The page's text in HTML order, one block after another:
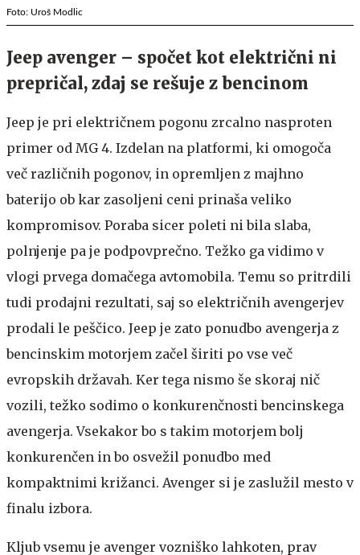
Foto: Uroš Modlic
Jeep avenger – spočet kot električni ni
prepričal, zdaj se rešuje z bencinom
Jeep je pri električnem pogonu zrcalno nasproten
primer od MG 4. Izdelan na platformi, ki omogoča
več različnih pogonov, in opremljen z majhno
baterijo ob kar zasoljeni ceni prinaša veliko
kompromisov. Poraba sicer poleti ni bila slaba,
polnjenje pa je podpovprečno. Težko ga vidimo v
vlogi prvega domačega avtomobila. Temu so pritrdili
tudi prodajni rezultati, saj so električnih avengerjev
prodali le peščico. Jeep je zato ponudbo avengerja z
bencinskim motorjem začel širiti po vse več
evropskih državah. Ker tega nismo še skoraj nič
vozili, težko sodimo o konkurenčnosti bencinskega
avengerja. Vsekakor bo s takim motorjem bolj
konkurenčen in bo osvežil ponudbo med
kompaktnimi križanci. Avenger si je zaslužil mesto v
finalu izbora.
Kljub vsemu je avenger vozniško lahkoten, prav